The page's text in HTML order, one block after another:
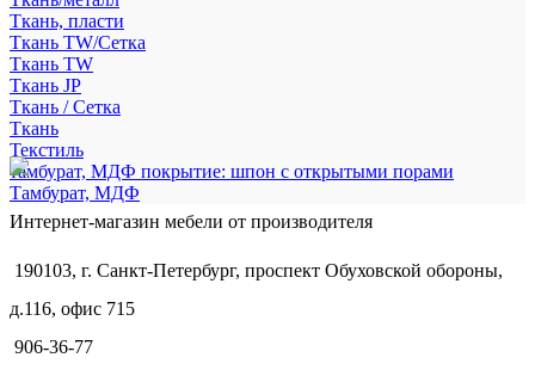
Ткань, пласти
Ткань TW/Сетка
Ткань TW
Ткань JP
Ткань / Сетка
Ткань
Текстиль
тамбурат, МДФ покрытие: шпон с открытыми порами
Тамбурат, МДФ
Интернет-магазин мебели от производителя
190103, г. Санкт-Петербург, проспект Обуховской обороны,
д.116, офис 715
906-36-77